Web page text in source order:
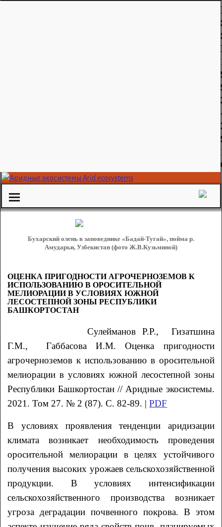
Бухарский олень в заповеднике «Бадай-Тугай», пойма р.
Амударьи, Узбекистан (фото Ж.В.Кузьминой)
ОЦЕНКА ПРИГОДНОСТИ АГРОЧЕРНОЗЕМОВ К
ИСПОЛЬЗОВАНИЮ В ОРОСИТЕЛЬНОЙ
МЕЛИОРАЦИИ В УСЛОВИЯХ ЮЖНОЙ
ЛЕСОСТЕПНОЙ ЗОНЫ РЕСПУБЛИКИ
БАШКОРТОСТАН
Сулейманов Р.Р., Гизатшина
Г.М., ГаббасоваИ.М.Оценка пригодности
агрочерноземов к использованию в оросительной
мелиорации в условиях южной лесостепной зоны
Республики Башкортостан // Аридные экосистемы.
2021. Том 27. № 2 (87). С. 82-89. |PDF
В условиях проявления тенденции аридизации
климата возникает необходимость проведения
оросительной мелиорации в целях устойчивого
получения высоких урожаев сельскохозяйственной
продукции. В условиях интенсификации
сельскохозяйственного производства возникает
угроза деградации почвенного покрова. В этом